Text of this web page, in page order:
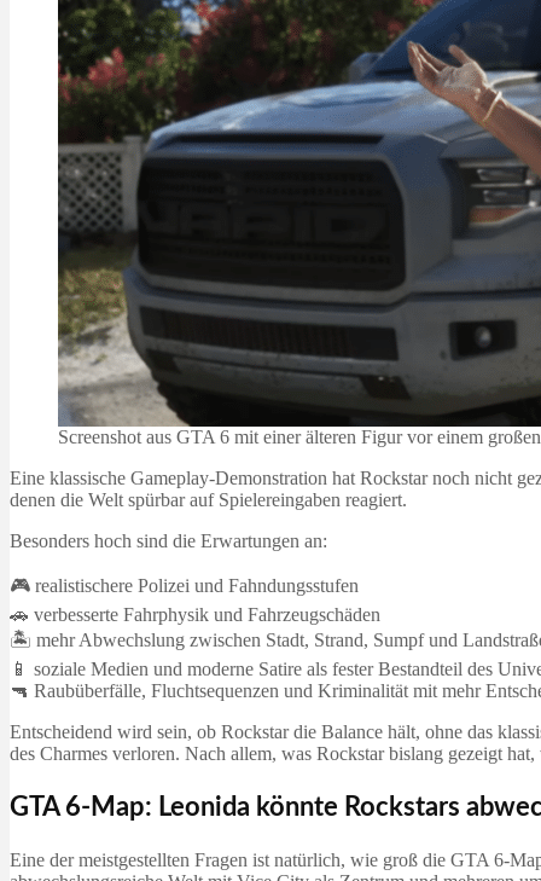
Screenshot aus GTA 6 mit einer älteren Figur vor einem
Eine klassische Gameplay-Demonstration hat Rockstar noch nicht
denen die Welt spürbar auf Spielereingaben reagiert.
Besonders hoch sind die Erwartungen an:
🎮 realistischere Polizei und Fahndungsstufen
🚗 verbesserte Fahrphysik und Fahrzeugschäden
🏝️ mehr Abwechslung zwischen Stadt, Strand, Sumpf und
📱 soziale Medien und moderne Satire als fester Bestandteil des
🔫 Raubüberfälle, Fluchtsequenzen und Kriminalität mit mehr
Entscheidend wird sein, ob Rockstar die Balance hält, ohne das
des Charmes verloren. Nach allem, was Rockstar bislang gezeigt
GTA 6-Map: Leonida könnte Rockstars
Eine der meistgestellten Fragen ist natürlich, wie groß die GTA 6-